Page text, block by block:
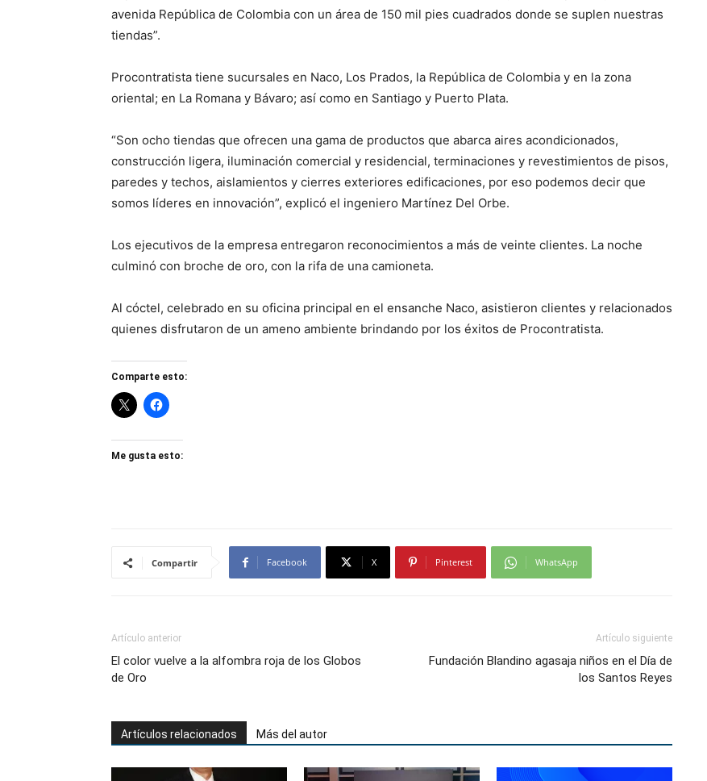
avenida República de Colombia con un área de 150 mil pies cuadrados donde se suplen nuestras
tiendas”.
Procontratista tiene sucursales en Naco, Los Prados, la República de Colombia y en la zona
oriental; en La Romana y Bávaro; así como en Santiago y Puerto Plata.
“Son ocho tiendas que ofrecen una gama de productos que abarca aires acondicionados,
construcción ligera, iluminación comercial y residencial, terminaciones y revestimientos de pisos,
paredes y techos, aislamientos y cierres exteriores edificaciones, por eso podemos decir que
somos líderes en innovación”, explicó el ingeniero Martínez Del Orbe.
Los ejecutivos de la empresa entregaron reconocimientos a más de veinte clientes. La noche
culminó con broche de oro, con la rifa de una camioneta.
Al cóctel, celebrado en su oficina principal en el ensanche Naco, asistieron clientes y relacionados
quienes disfrutaron de un ameno ambiente brindando por los éxitos de Procontratista.
Comparte esto:
Me gusta esto:
Compartir Facebook X Pinterest WhatsApp
Artículo anterior
El color vuelve a la alfombra roja de los Globos
de Oro
Artículo siguiente
Fundación Blandino agasaja niños en el Día de
los Santos Reyes
Artículos relacionados Más del autor